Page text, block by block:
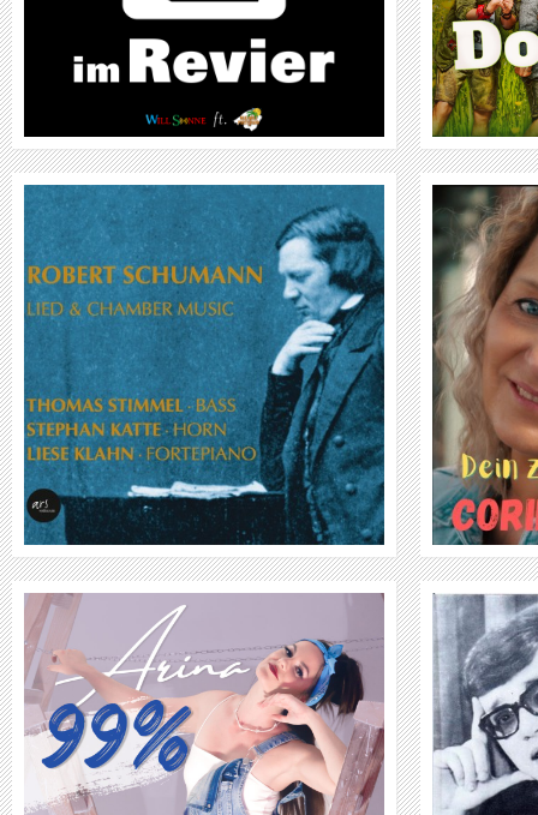
WEITER
CORINNA ANDERS
WEITER
SERGIO